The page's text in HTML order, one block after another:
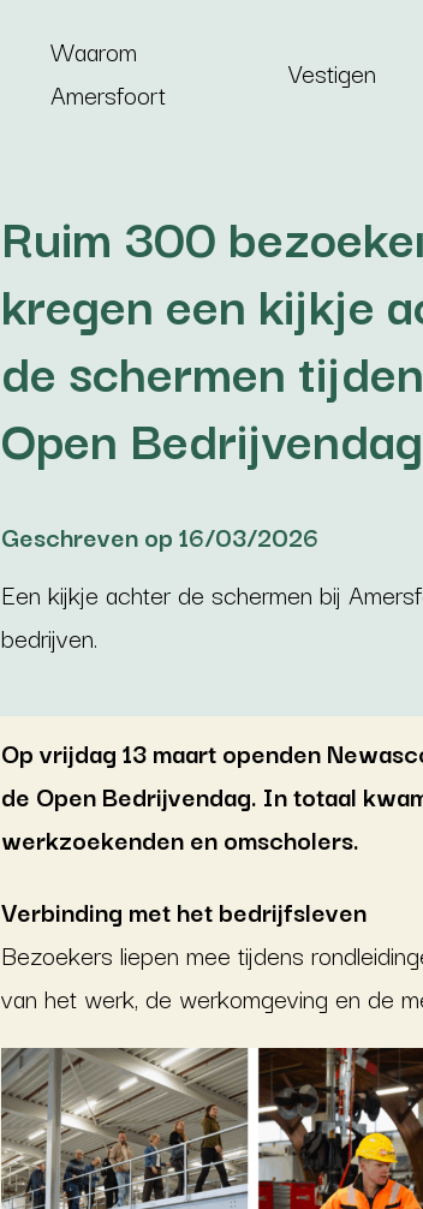
Waarom
Amersfoort
Vestigen
Ruim 300
kregen een kijkje
de schermen
Open Bedrijvendag
Geschreven op 16/03/2026
Een kijkje achter de schermen bij
bedrijven.
Op vrijdag 13 maart openden
de Open Bedrijvendag. In totaal
werkzoekenden en omscholers.
Verbinding met het bedrijfsleven
Bezoekers liepen mee tijdens
van het werk, de werkomgeving en de